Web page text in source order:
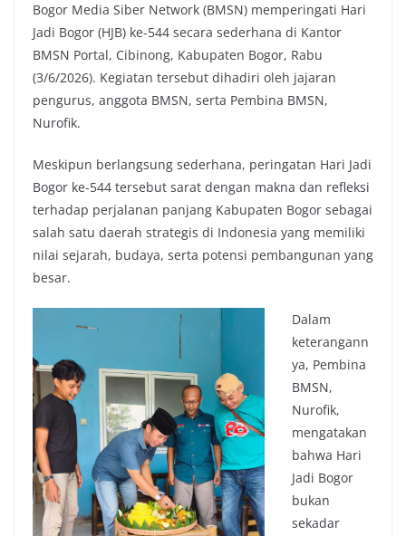
Bogor Media Siber Network (BMSN) memperingati Hari
Jadi Bogor (HJB) ke-544 secara sederhana di Kantor
BMSN Portal, Cibinong, Kabupaten Bogor, Rabu
(3/6/2026). Kegiatan tersebut dihadiri oleh jajaran
pengurus, anggota BMSN, serta Pembina BMSN,
Nurofik.
Meskipun berlangsung sederhana, peringatan Hari Jadi
Bogor ke-544 tersebut sarat dengan makna dan refleksi
terhadap perjalanan panjang Kabupaten Bogor sebagai
salah satu daerah strategis di Indonesia yang memiliki
nilai sejarah, budaya, serta potensi pembangunan yang
besar.
Dalam
keterangann
ya, Pembina
BMSN,
Nurofik,
mengatakan
bahwa Hari
Jadi Bogor
bukan
sekadar